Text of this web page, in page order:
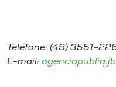
Telefone: (49) 3551-
E-mail: